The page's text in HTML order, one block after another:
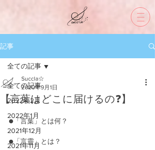
記事
全ての記事
2022年2月
2022年1月
2021年12月
2021年11月
全ての記事
【言葉はどこに届けるの❓】
Succla☆
2020年9月1日
●「言葉」とは何？
●「言靈」とは？